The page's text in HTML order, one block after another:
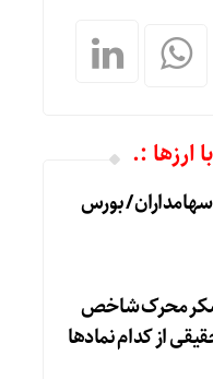
ارزها :.
/ بورس
شکر محرک شاخص
از کدام نماد‌ها